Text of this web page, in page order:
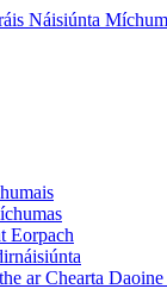
Náisiúnta
Eorpach
ar Chearta